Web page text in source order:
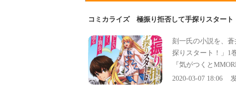
コミカライズ 極振り拒否して手探りスター
刻一氏の小説を、
探りスタート！」1
『気がつくと
してきた』で、
2020-03-07 18:06 发